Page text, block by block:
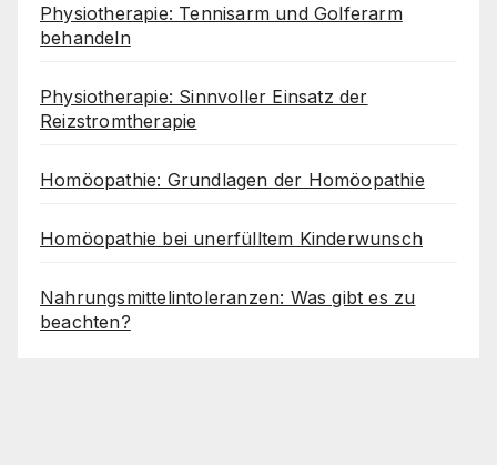
Physiotherapie: Tennisarm und Golferarm
behandeln
Physiotherapie: Sinnvoller Einsatz der
Reizstromtherapie
Homöopathie: Grundlagen der Homöopathie
Homöopathie bei unerfülltem Kinderwunsch
Nahrungsmittelintoleranzen: Was gibt es zu
beachten?